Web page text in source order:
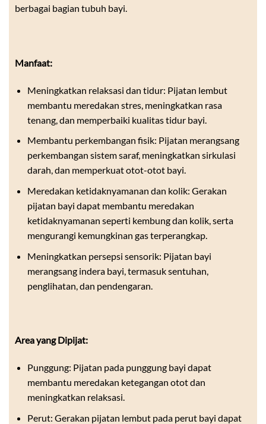
berbagai bagian tubuh bayi.
Manfaat:
Meningkatkan relaksasi dan tidur: Pijatan lembut
membantu meredakan stres, meningkatkan rasa
tenang, dan memperbaiki kualitas tidur bayi.
Membantu perkembangan fisik: Pijatan merangsang
perkembangan sistem saraf, meningkatkan sirkulasi
darah, dan memperkuat otot-otot bayi.
Meredakan ketidaknyamanan dan kolik: Gerakan
pijatan bayi dapat membantu meredakan
ketidaknyamanan seperti kembung dan kolik, serta
mengurangi kemungkinan gas terperangkap.
Meningkatkan persepsi sensorik: Pijatan bayi
merangsang indera bayi, termasuk sentuhan,
penglihatan, dan pendengaran.
Area yang Dipijat:
Punggung: Pijatan pada punggung bayi dapat
membantu meredakan ketegangan otot dan
meningkatkan relaksasi.
Perut: Gerakan pijatan lembut pada perut bayi dapat